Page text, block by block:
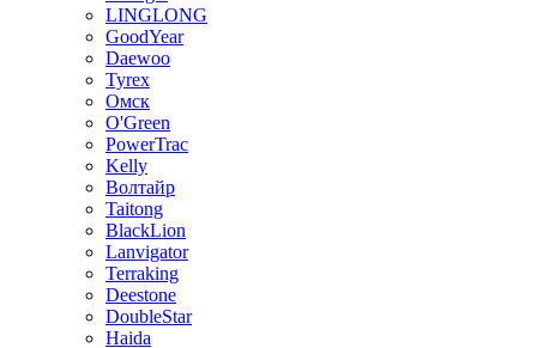
LINGLONG
GoodYear
Daewoo
Tyrex
Омск
O'Green
PowerTrac
Kelly
Волтайр
Taitong
BlackLion
Lanvigator
Terraking
Deestone
DoubleStar
Haida